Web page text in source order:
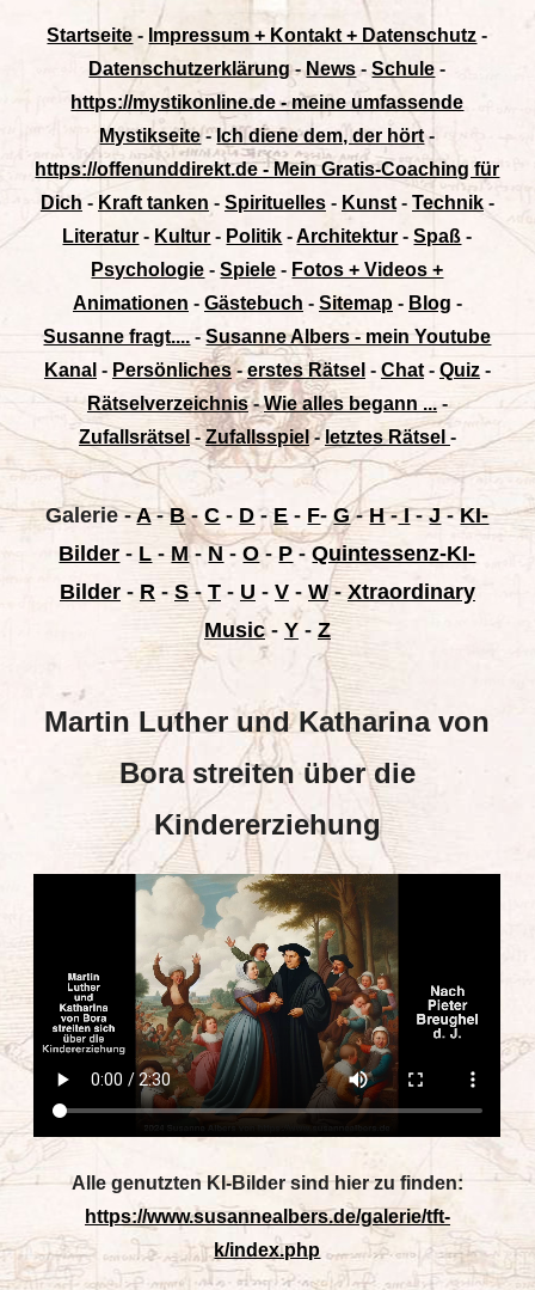
Startseite - Impressum + Kontakt + Datenschutz -
Datenschutzerklärung-News-Schule -
https://mystikonline.de - meine umfassende
Mystikseite-Ich diene dem, der hört-
https://offenunddirekt.de - Mein Gratis-Coaching für
Dich - Kraft tanken - Spirituelles- Kunst- Technik-
Literatur - Kultur - Politik -Architektur -Spaß -
Psychologie -Spiele - Fotos + Videos +
Animationen - Gästebuch - Sitemap- Blog -
Susanne fragt....-Susanne Albers - mein Youtube
Kanal - Persönliches-erstes Rätsel - Chat- Quiz-
Rätselverzeichnis-Wie alles begann ...-
Zufallsrätsel-Zufallsspiel - letztes Rätsel -
Galerie-A-B-C - D -E - F-G-H-I-J-KI-
Bilder - L - M-N-O - P -Quintessenz-KI-
Bilder- R- S- T- U - V- W-Xtraordinary
Music- Y- Z
Martin Luther und Katharina von
Bora streiten über die
Kindererziehung
Alle genutzten KI-Bilder sind hier zu finden:
https://www.susannealbers.de/galerie/tft-
k/index.php